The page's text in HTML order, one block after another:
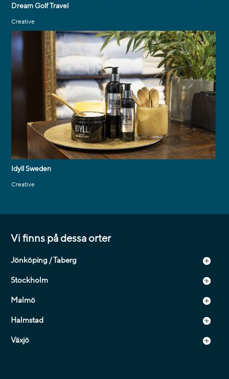
Dream Golf Travel
Creative
Idyll Sweden
Creative
Vi finns på dessa orter
Jönköping / Taberg
Stockholm
Malmö
Halmstad
Växjö